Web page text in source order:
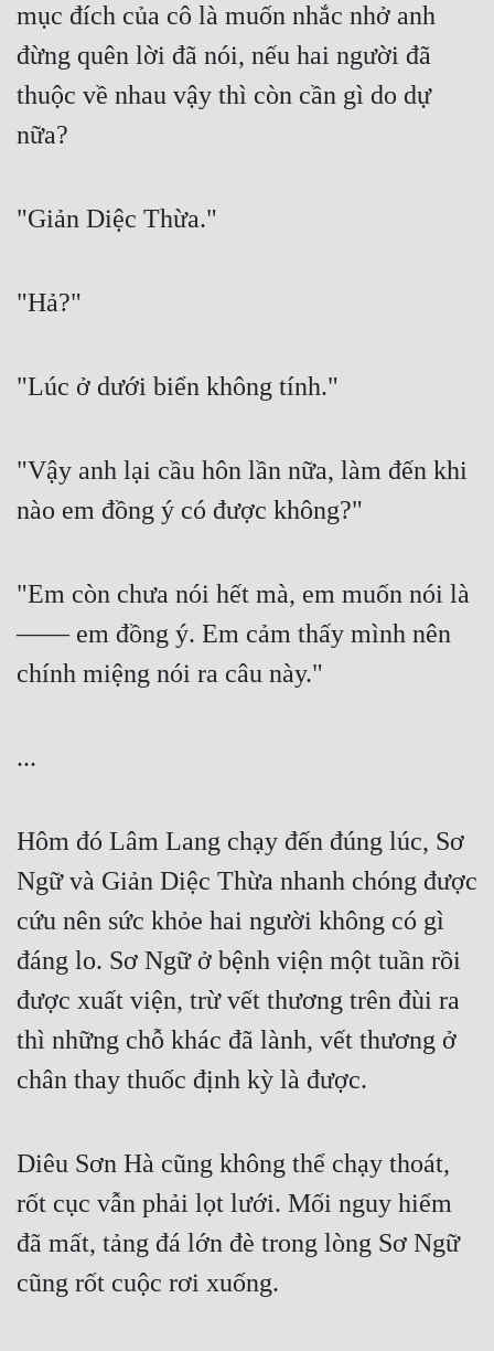
mục đích của cô là muốn nhắc nhở anh
đừng quên lời đã nói, nếu hai người đã
thuộc về nhau vậy thì còn cần gì do dự
nữa?
"Giản Diệc Thừa."
"Hả?"
"Lúc ở dưới biển không tính."
"Vậy anh lại cầu hôn lần nữa, làm đến khi
nào em đồng ý có được không?"
"Em còn chưa nói hết mà, em muốn nói là
—— em đồng ý. Em cảm thấy mình nên
chính miệng nói ra câu này."
...
Hôm đó Lâm Lang chạy đến đúng lúc, Sơ
Ngữ và Giản Diệc Thừa nhanh chóng được
cứu nên sức khỏe hai người không có gì
đáng lo. Sơ Ngữ ở bệnh viện một tuần rồi
được xuất viện, trừ vết thương trên đùi ra
thì những chỗ khác đã lành, vết thương ở
chân thay thuốc định kỳ là được.
Diêu Sơn Hà cũng không thể chạy thoát,
rốt cục vẫn phải lọt lưới. Mối nguy hiểm
đã mất, tảng đá lớn đè trong lòng Sơ Ngữ
cũng rốt cuộc rơi xuống.